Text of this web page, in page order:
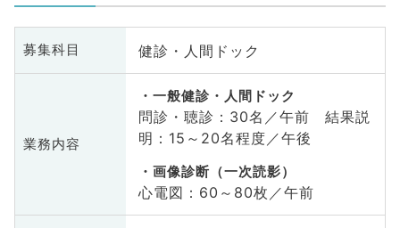
募集科目 健診・人間ドック
業務内容
一般健診・人間ドック
問診・聴診：30名／午前 結果説
明：15～20名程度／午後
画像診断（一次読影）
心電図：60～80枚／午前